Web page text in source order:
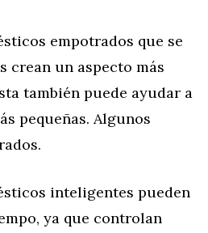
empotrados que se
crean un aspecto más
también puede ayudar a
pequeñas. Algunos
inteligentes pueden
ya que controlan